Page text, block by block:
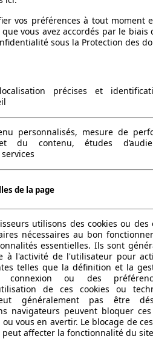
4424 mm
1920 kg
5
5
-
freins)
freins) 1200 kg
133 g/km (komb.)
7.6 l/100km
4.6 l/100km
5.7 l/100km
Euro 6b
50 l
toute responsabilité concernant
vos préférences à tout moment
vous avez accordés par le biais
sous la Protection des
précises et
personnalisés, mesure de
du contenu, études
de la page
utilisons des cookies ou des
nécessaires au bon
essentielles. Ils sont
à l'activité de l'utilisateur pour
telles que la définition et la
connexion ou des
de ces cookies ou
généralement pas être
navigateurs peuvent bloquer ces
vous en avertir. Le blocage de
affecter la fonctionnalité du